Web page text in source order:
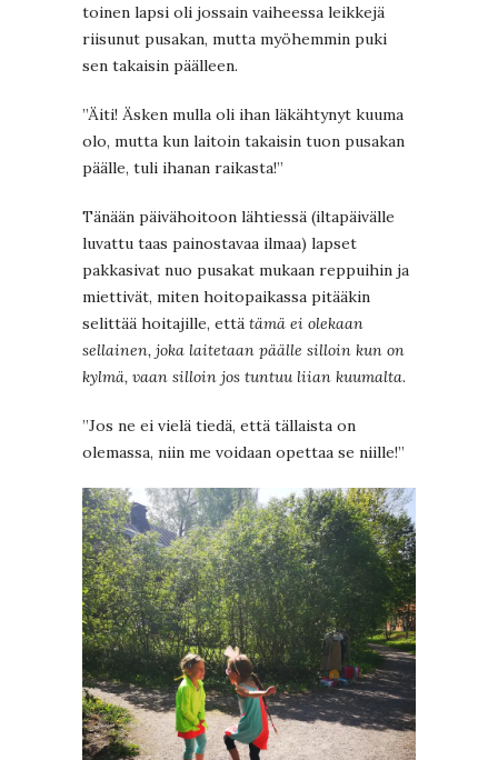
toinen lapsi oli jossain vaiheessa leikkejä
riisunut pusakan, mutta myöhemmin puki
sen takaisin päälleen.
”Äiti! Äsken mulla oli ihan läkähtynyt kuuma
olo, mutta kun laitoin takaisin tuon pusakan
päälle, tuli ihanan raikasta!”
Tänään päivähoitoon lähtiessä (iltapäivälle
luvattu taas painostavaa ilmaa) lapset
pakkasivat nuo pusakat mukaan reppuihin ja
miettivät, miten hoitopaikassa pitääkin
selittää hoitajille, että tämä ei olekaan
sellainen, joka laitetaan päälle silloin kun on
kylmä, vaan silloin jos tuntuu liian kuumalta.
”Jos ne ei vielä tiedä, että tällaista on
olemassa, niin me voidaan opettaa se niille!”